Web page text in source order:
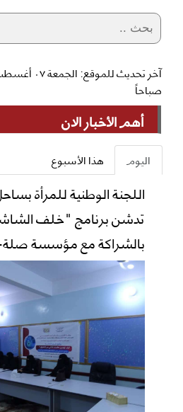
صباحاً
أهم الأخبار الان
اليوم هذا الأسبوع
اللجنة الوطنية للمرأة
تدشن برنامج "خلف
بالشراكة مع مؤسسة